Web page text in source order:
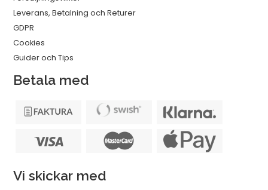
Leverans, Betalning och Returer
GDPR
Cookies
Guider och Tips
Betala med
Vi skickar med